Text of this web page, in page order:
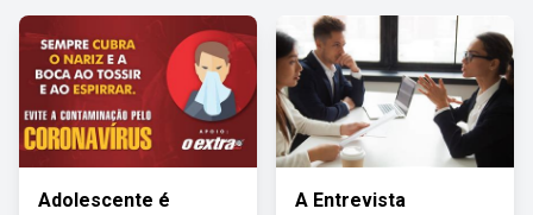
Adolescente é
A Entrevista